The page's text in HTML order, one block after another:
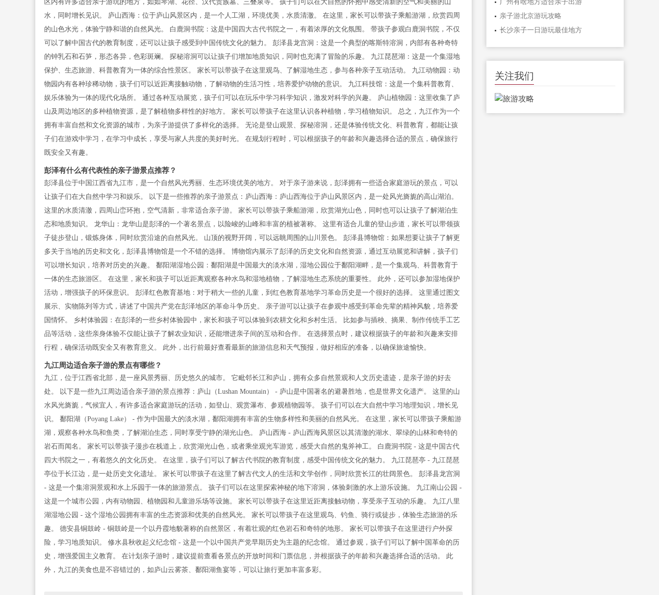
区内有许多适合亲子游玩的地方，如如琴湖、花径、汉代贵族墓、三叠泉等。 孩子们可以在大自然的怀抱中感受清新的空气和美丽的山
水，同时增长见识。 庐山西海：位于庐山风景区内，是一个人工湖，环境优美，水质清澈。 在这里，家长可以带孩子乘船游湖，欣赏四周
的山色水光，体验宁静和谐的自然风光。 白鹿洞书院：这是中国四大古代书院之一，有着浓厚的文化氛围。 带孩子参观白鹿洞书院，不仅
可以了解中国古代的教育制度，还可以让孩子感受到中国传统文化的魅力。 彭泽县龙宫洞：这是一个典型的喀斯特溶洞，内部有各种奇特
的钟乳石和石笋，形态各异，色彩斑斓。 探秘溶洞可以让孩子们增加地质知识，同时也充满了冒险的乐趣。 九江琵琶湖：这是一个集湿地
保护、生态旅游、科普教育为一体的综合性景区。 家长可以带孩子在这里观鸟、了解湿地生态，参与各种亲子互动活动。 九江动物园：动
物园内有各种珍稀动物，孩子们可以近距离接触动物，了解动物的生活习性，培养爱护动物的意识。 九江科技馆：这是一个集科普教育、
娱乐体验为一体的现代化场所。 通过各种互动展览，孩子们可以在玩乐中学习科学知识，激发对科学的兴趣。 庐山植物园：这里收集了庐
山及周边地区的多种植物资源，是了解植物多样性的好地方。 家长可以带孩子在这里认识各种植物，学习植物知识。 总之，九江作为一个
拥有丰富自然和文化资源的城市，为亲子游提供了多样化的选择。 无论是登山观景、探秘溶洞，还是体验传统文化、科普教育，都能让孩
子们在游戏中学习，在学习中成长，享受与家人共度的美好时光。 在规划行程时，可以根据孩子的年龄和兴趣选择合适的景点，确保旅行
既安全又有趣。
彭泽有什么有代表性的亲子游景点推荐？
彭泽县位于中国江西省九江市，是一个自然风光秀丽、生态环境优美的地方。 对于亲子游来说，彭泽拥有一些适合家庭游玩的景点，可以
让孩子们在大自然中学习和娱乐。 以下是一些推荐的亲子游景点：庐山西海：庐山西海位于庐山风景区内，是一处风光旖旎的高山湖泊。
这里的水质清澈，四周山峦环抱，空气清新，非常适合亲子游。 家长可以带孩子乘船游湖，欣赏湖光山色，同时也可以让孩子了解湖泊生
态和地质知识。 龙华山：龙华山是彭泽的一个著名景点，以险峻的山峰和丰富的植被著称。 这里有适合儿童的登山步道，家长可以带领孩
子徒步登山，锻炼身体，同时欣赏沿途的自然风光。 山顶的视野开阔，可以远眺周围的山川景色。 彭泽县博物馆：如果想要让孩子了解更
多关于当地的历史和文化，彭泽县博物馆是一个不错的选择。 博物馆内展示了彭泽的历史文化和自然资源，通过互动展览和讲解，孩子们
可以增长知识，培养对历史的兴趣。 鄱阳湖湿地公园：鄱阳湖是中国最大的淡水湖，湿地公园位于鄱阳湖畔，是一个集观鸟、科普教育于
一体的生态旅游区。 在这里，家长和孩子可以近距离观察各种水鸟和湿地植物，了解湿地生态系统的重要性。 此外，还可以参加湿地保护
活动，增强孩子的环保意识。 彭泽红色教育基地：对于稍大一些的儿童，到红色教育基地学习革命历史是一个很好的选择。 这里通过图文
展示、实物陈列等方式，讲述了中国共产党在彭泽地区的革命斗争历史。 亲子游可以让孩子在参观中感受到革命先辈的精神风貌，培养爱
国情怀。 乡村体验园：在彭泽的一些乡村体验园中，家长和孩子可以体验到农耕文化和乡村生活。 比如参与插秧、摘果、制作传统手工艺
品等活动，这些亲身体验不仅能让孩子了解农业知识，还能增进亲子间的互动和合作。 在选择景点时，建议根据孩子的年龄和兴趣来安排
行程，确保活动既安全又有教育意义。 此外，出行前最好查看最新的旅游信息和天气预报，做好相应的准备，以确保旅途愉快。
九江周边适合亲子游的景点有哪些？
九江，位于江西省北部，是一座风景秀丽、历史悠久的城市。 它毗邻长江和庐山，拥有众多自然景观和人文历史遗迹，是亲子游的好去
处。 以下是一些九江周边适合亲子游的景点推荐：庐山（Lushan Mountain） - 庐山是中国著名的避暑胜地，也是世界文化遗产。 这里的山
水风光旖旎，气候宜人，有许多适合家庭游玩的活动，如登山、观赏瀑布、参观植物园等。 孩子们可以在大自然中学习地理知识，增长见
识。 鄱阳湖（Poyang Lake） - 作为中国最大的淡水湖，鄱阳湖拥有丰富的生物多样性和美丽的自然风光。 在这里，家长可以带孩子乘船游
湖，观察各种水鸟和鱼类，了解湖泊生态，同时享受宁静的湖光山色。 庐山西海 - 庐山西海风景区以其清澈的湖水、翠绿的山林和奇特的
岩石而闻名。 家长可以带孩子漫步在栈道上，欣赏湖光山色，或者乘坐观光车游览，感受大自然的鬼斧神工。 白鹿洞书院 - 这是中国古代
四大书院之一，有着悠久的文化历史。 在这里，孩子们可以了解古代书院的教育制度，感受中国传统文化的魅力。 九江琵琶亭 - 九江琵琶
亭位于长江边，是一处历史文化遗址。 家长可以带孩子在这里了解古代文人的生活和文学创作，同时欣赏长江的壮阔景色。 彭泽县龙宫洞
- 这是一个集溶洞景观和水上乐园于一体的旅游景点。 孩子们可以在这里探索神秘的地下溶洞，体验刺激的水上游乐设施。 九江南山公园 -
这是一个城市公园，内有动物园、植物园和儿童游乐场等设施。 家长可以带孩子在这里近距离接触动物，享受亲子互动的乐趣。 九江八里
湖湿地公园 - 这个湿地公园拥有丰富的生态资源和优美的自然风光。 家长可以带孩子在这里观鸟、钓鱼、骑行或徒步，体验生态旅游的乐
趣。 德安县铜鼓岭 - 铜鼓岭是一个以丹霞地貌著称的自然景区，有着壮观的红色岩石和奇特的地形。 家长可以带孩子在这里进行户外探
险，学习地质知识。 修水县秋收起义纪念馆 - 这是一个以中国共产党早期历史为主题的纪念馆。 通过参观，孩子们可以了解中国革命的历
史，增强爱国主义教育。 在计划亲子游时，建议提前查看各景点的开放时间和门票信息，并根据孩子的年龄和兴趣选择合适的活动。 此
外，九江的美食也是不容错过的，如庐山云雾茶、鄱阳湖鱼宴等，可以让旅行更加丰富多彩。
广州有啥地方适合亲子出游
亲子游北京游玩攻略
长沙亲子一日游玩最佳地方
关注我们